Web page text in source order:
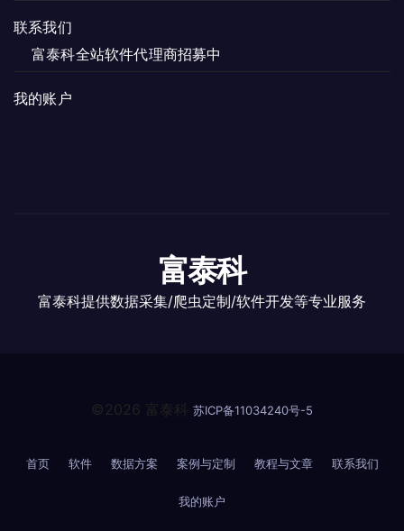
联系我们
富泰科全站软件代理商招募中
我的账户
富泰科
富泰科提供数据采集/爬虫定制/软件开发等专业服务
©2026 富泰科 苏ICP备11034240号-5
首页 软件 数据方案 案例与定制 教程与文章 联系我们
我的账户